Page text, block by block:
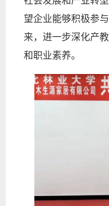
望企业能够积极参
来，进一步深化产
和职业素养。